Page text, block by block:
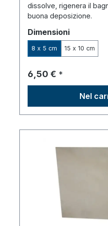
dissolve, rigenera il
buona deposizione.
Seleziona
Dimensioni
8 x 5 cm 15 x 10 cm
Prezzo normale:
6,50 € *
Nel